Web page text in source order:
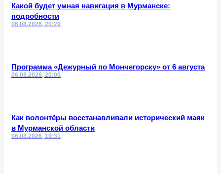
Какой будет умная навигация в Мурманске:
подробности
06.08.2026, 20:29
Программа «Дежурный по Мончегорску» от 6 августа
06.08.2026, 20:00
Как волонтёры восстанавливали исторический маяк
в Мурманской области
06.08.2026, 19:31